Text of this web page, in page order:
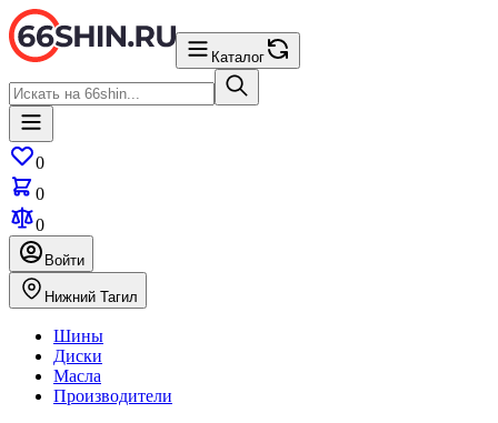
Каталог
0
0
0
Войти
Нижний Тагил
Шины
Диски
Масла
Производители